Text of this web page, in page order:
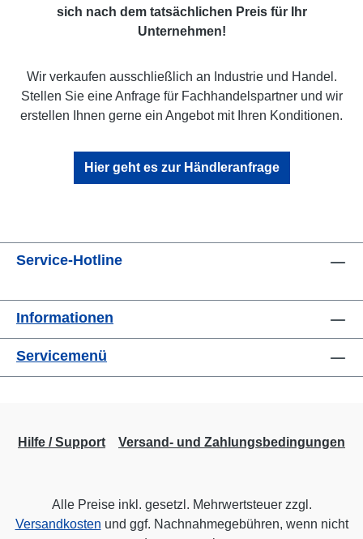
sich nach dem tatsächlichen Preis für Ihr
Unternehmen!
Wir verkaufen ausschließlich an Industrie und Handel.
Stellen Sie eine Anfrage für Fachhandelspartner und wir
erstellen Ihnen gerne ein Angebot mit Ihren Konditionen.
Hier geht es zur Händleranfrage
Service-Hotline
Informationen
Servicemenü
Hilfe / Support Versand- und Zahlungsbedingungen
Alle Preise inkl. gesetzl. Mehrwertsteuer zzgl.
Versandkosten und ggf. Nachnahmegebühren, wenn nicht